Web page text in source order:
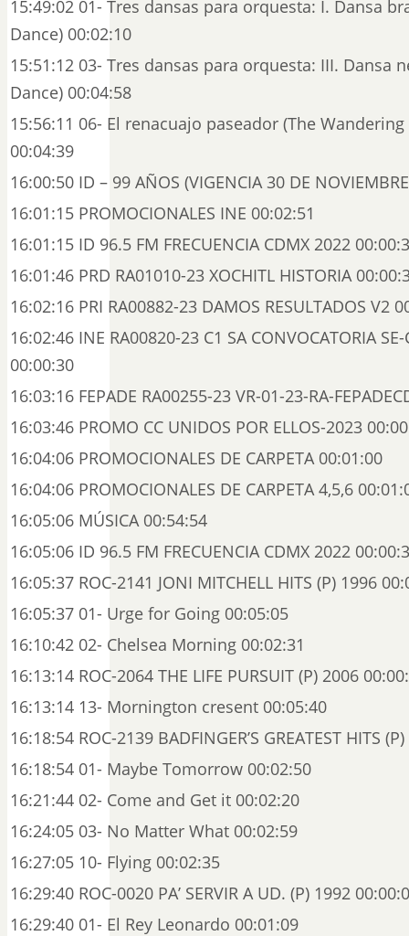
15:49:02 01- Tres dansas para orquesta: I. Dansa
Dance) 00:02:10
15:51:12 03- Tres dansas para orquesta: III. Dansa
Dance) 00:04:58
15:56:11 06- El renacuajo paseador (The
00:04:39
16:00:50 ID – 99 AÑOS (VIGENCIA 30 DE
16:01:15 PROMOCIONALES INE 00:02:51
16:01:15 ID 96.5 FM FRECUENCIA CDMX 2022
16:01:46 PRD RA01010-23 XOCHITL HISTORIA
16:02:16 PRI RA00882-23 DAMOS RESULTADOS V2
16:02:46 INE RA00820-23 C1 SA CONVOCATORIA
00:00:30
16:03:16 FEPADE RA00255-23 VR-01-23-RA-
16:03:46 PROMO CC UNIDOS POR ELLOS-2023
16:04:06 PROMOCIONALES DE CARPETA 00:01:00
16:04:06 PROMOCIONALES DE CARPETA 4,5,6
16:05:06 MÚSICA 00:54:54
16:05:06 ID 96.5 FM FRECUENCIA CDMX 2022
16:05:37 ROC-2141 JONI MITCHELL HITS (P) 1996
16:05:37 01- Urge for Going 00:05:05
16:10:42 02- Chelsea Morning 00:02:31
16:13:14 ROC-2064 THE LIFE PURSUIT (P) 2006
16:13:14 13- Mornington cresent 00:05:40
16:18:54 ROC-2139 BADFINGER’S GREATEST HITS
16:18:54 01- Maybe Tomorrow 00:02:50
16:21:44 02- Come and Get it 00:02:20
16:24:05 03- No Matter What 00:02:59
16:27:05 10- Flying 00:02:35
16:29:40 ROC-0020 PA’ SERVIR A UD. (P) 1992
16:29:40 01- El Rey Leonardo 00:01:09